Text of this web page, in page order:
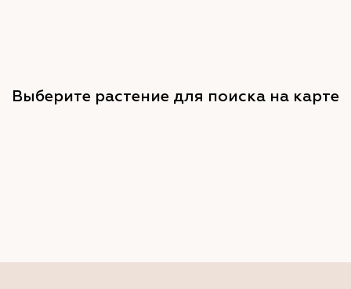
Выберите растение для поиска на карте